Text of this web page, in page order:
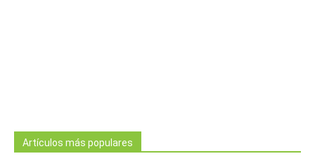
Artículos más populares